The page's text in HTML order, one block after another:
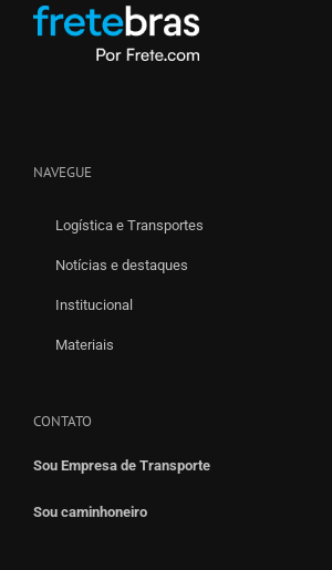
NAVEGUE
Logística e Transportes
Notícias e destaques
Institucional
Materiais
CONTATO
Sou Empresa de Transporte
Sou caminhoneiro